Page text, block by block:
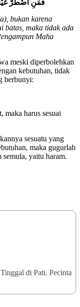
فَمَنِ اضْطُرَّ غَيْرَ
bukan karena
batas, maka tidak ada
Maha
meski diperbolehkan
kebutuhan, tidak
berbunyi:
maka harus sesuai
sesuatu yang
maka gugurlah
semula, yaitu haram.
di Pati. Pecinta